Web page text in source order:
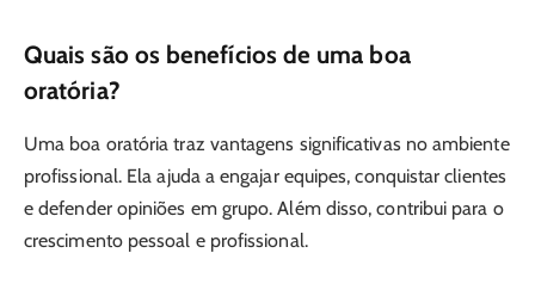
Quais são os benefícios de uma boa
oratória?
Uma boa oratória traz vantagens significativas no ambiente
profissional. Ela ajuda a engajar equipes, conquistar clientes
e defender opiniões em grupo. Além disso, contribui para o
crescimento pessoal e profissional.